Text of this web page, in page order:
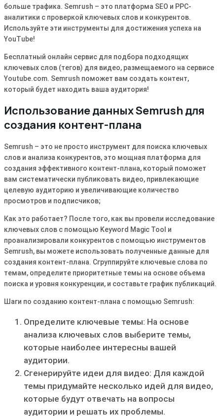
больше трафика. Semrush – это платформа SEO и PPC-
аналитики с проверкой ключевых слов и конкурентов.
Используйте эти инструменты для достижения успеха на
YouTube!
Бесплатный онлайн сервис для подбора подходящих
ключевых слов (тегов) для видео, размещаемого на сервисе
Youtube.com. Semrush поможет вам создать контент,
который будет находить ваша аудитория!
Использование данных Semrush для
создания контент-плана
Semrush – это не просто инструмент для поиска ключевых
слов и анализа конкурентов, это мощная платформа для
создания эффективного контент-плана, который поможет
вам систематически публиковать видео, привлекающие
целевую аудиторию и увеличивающие количество
просмотров и подписчиков;
Как это работает? После того, как вы провели исследование
ключевых слов с помощью Keyword Magic Tool и
проанализировали конкурентов с помощью инструментов
Semrush, вы можете использовать полученные данные для
создания контент-плана. Сгруппируйте ключевые слова по
темам, определите приоритетные темы на основе объема
поиска и уровня конкуренции, и составьте график публикаций.
Шаги по созданию контент-плана с помощью Semrush:
Определите ключевые темы: На основе
анализа ключевых слов выберите темы,
которые наиболее интересны вашей
аудитории.
Сгенерируйте идеи для видео: Для каждой
темы придумайте несколько идей для видео,
которые будут отвечать на вопросы
аудитории и решать их проблемы.